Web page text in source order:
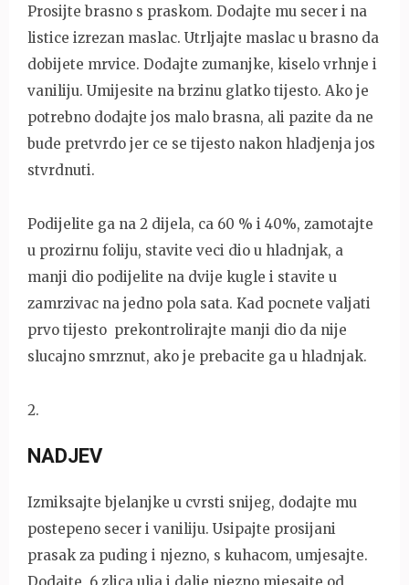
Prosijte brasno s praskom. Dodajte mu secer i na
listice izrezan maslac. Utrljajte maslac u brasno da
dobijete mrvice. Dodajte zumanjke, kiselo vrhnje i
vaniliju. Umijesite na brzinu glatko tijesto. Ako je
potrebno dodajte jos malo brasna, ali pazite da ne
bude pretvrdo jer ce se tijesto nakon hladjenja jos
stvrdnuti.
Podijelite ga na 2 dijela, ca 60 % i 40%, zamotajte
u prozirnu foliju, stavite veci dio u hladnjak, a
manji dio podijelite na dvije kugle i stavite u
zamrzivac na jedno pola sata. Kad pocnete valjati
prvo tijesto prekontrolirajte manji dio da nije
slucajno smrznut, ako je prebacite ga u hladnjak.
2.
NADJEV
Izmiksajte bjelanjke u cvrsti snijeg, dodajte mu
postepeno secer i vaniliju. Usipajte prosijani
prasak za puding i njezno, s kuhacom, umjesajte.
Dodajte 6 zlica ulja i dalje njezno mjesajte od